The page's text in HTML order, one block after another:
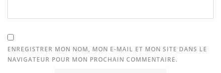
ENREGISTRER MON NOM, MON E-MAIL ET MON SITE DANS LE
NAVIGATEUR POUR MON PROCHAIN COMMENTAIRE.